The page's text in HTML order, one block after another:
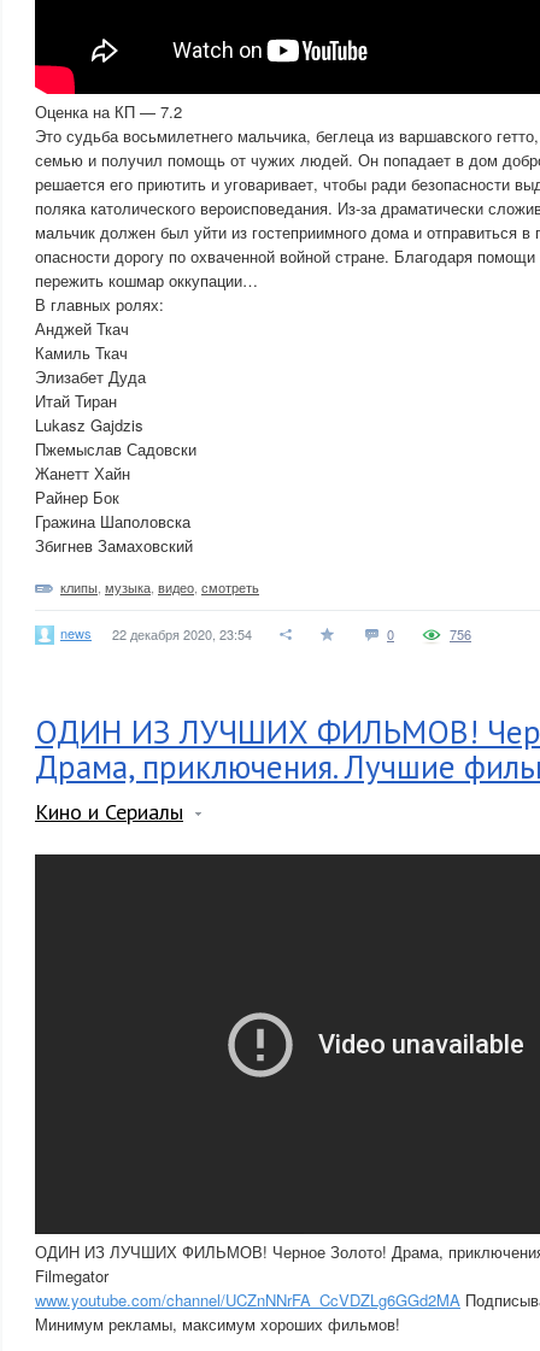
Оценка на КП — 7.2
Это судьба восьмилетнего мальчика, беглеца из варшавского
семью и получил помощь от чужих людей. Он попадает в дом
решается его приютить и уговаривает, чтобы ради безопасности
поляка католического вероисповедания. Из-за драматически
мальчик должен был уйти из гостеприимного дома и отправиться
опасности дорогу по охваченной войной стране. Благодаря
пережить кошмар оккупации…
В главных ролях:
Анджей Ткач
Камиль Ткач
Элизабет Дуда
Итай Тиран
Lukasz Gajdzis
Пжемыслав Садовски
Жанетт Хайн
Райнер Бок
Гражина Шаполовска
Збигнев Замаховский
клипы музыка видео смотреть
news 22 декабря 2020, 23:54 0 756
ОДИН ИЗ ЛУЧШИХ ФИЛЬМОВ!
Драма, приключения. Лучшие
Кино и Сериалы
ОДИН ИЗ ЛУЧШИХ ФИЛЬМОВ! Черное Золото! Драма,
Filmegator
www.youtube.com/channel/UCZnNNrFA_CcVDZLg6GGd2MA
Минимум рекламы, максимум хороших фильмов!